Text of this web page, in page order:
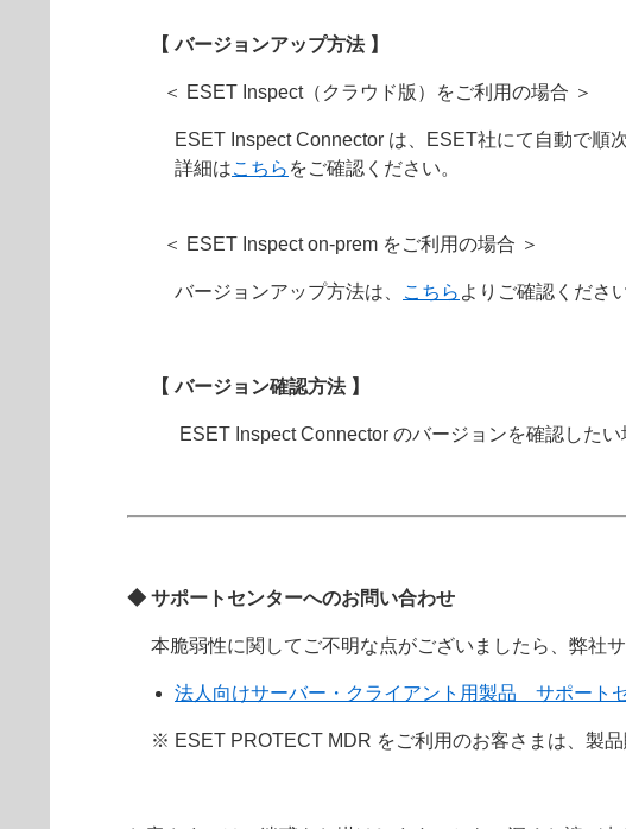
【 バージョンアップ方法 】
＜ ESET Inspect（クラウド版）をご利用の場合 ＞
ESET Inspect Connector は、ESET社にて自動で順
詳細はこちら をご確認ください。
＜ ESET Inspect on-prem をご利用の場合 ＞
バージョンアップ方法は、 こちら よりご確認ください
【 バージョン確認方法 】
ESET Inspect Connector のバージョンを確認したい
◆ サポートセンターへのお問い合わせ
本脆弱性に関してご不明な点がございましたら、弊社
法人向けサーバー・クライアント用製品 サポート
※ ESET PROTECT MDR をご利用のお客さまは、製